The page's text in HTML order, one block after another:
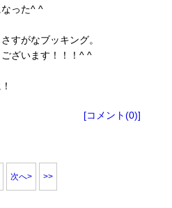
った^ ^
すがなブッキング。
ざいます！！！^ ^
[コメント(0)]
次へ> >>